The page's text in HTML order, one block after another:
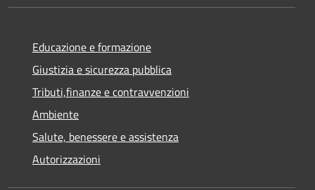
Educazione e formazione
Giustizia e sicurezza pubblica
Tributi,finanze e contravvenzioni
Ambiente
Salute, benessere e assistenza
Autorizzazioni